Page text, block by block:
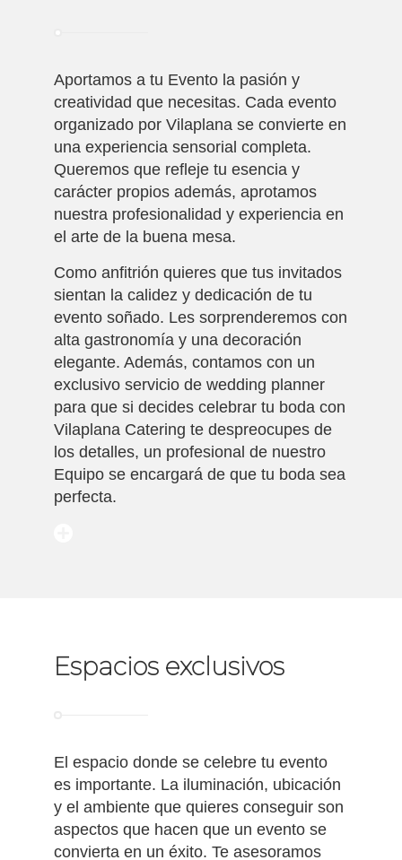
Aportamos a tu Evento la pasión y
creatividad que necesitas. Cada evento
organizado por Vilaplana se convierte en
una experiencia sensorial completa.
Queremos que refleje tu esencia y
carácter propios además, aprotamos
nuestra profesionalidad y experiencia en
el arte de la buena mesa.
Como anfitrión quieres que tus invitados
sientan la calidez y dedicación de tu
evento soñado. Les sorprenderemos con
alta gastronomía y una decoración
elegante. Además, contamos con un
exclusivo servicio de wedding planner
para que si decides celebrar tu boda con
Vilaplana Catering te despreocupes de
los detalles, un profesional de nuestro
Equipo se encargará de que tu boda sea
perfecta.
Espacios exclusivos
El espacio donde se celebre tu evento
es importante. La iluminación, ubicación
y el ambiente que quieres conseguir son
aspectos que hacen que un evento se
convierta en un éxito. Te asesoramos